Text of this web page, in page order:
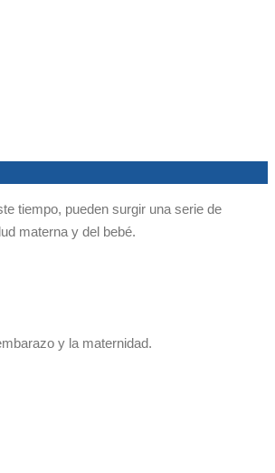
tiempo, pueden surgir una serie de
materna y del bebé.
y la maternidad.